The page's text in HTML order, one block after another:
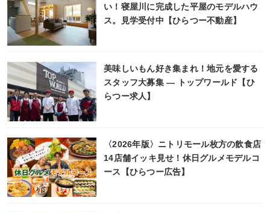
い！寝屋川に完成した平屋のモデルハウ
ス。見学受付中【ひらつー不動産】
美味しいもん好き集まれ！地元を愛する
スタッフ大募集 ― トップワールド【ひ
らつー求人】
〈2026年版〉ニトリモール枚方の飲食店
14店舗イッキ見せ！休日グルメモデルコ
ース【ひらつー広告】